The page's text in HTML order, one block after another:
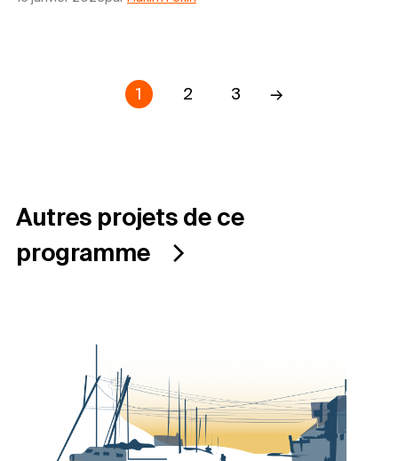
1 2 3 →
Autres projets de ce
programme